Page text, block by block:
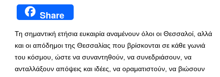
Share
Τη σημαντική ετήσια ευκαιρία αναμένουν όλοι οι Θεσσαλοί, αλλά
και οι απόδημοι της Θεσσαλίας που βρίσκονται σε κάθε γωνιά
του κόσμου, ώστε να συναντηθούν, να συνεδριάσουν, να
ανταλλάξουν απόψεις και ιδέες, να οραματιστούν, να βιώσουν